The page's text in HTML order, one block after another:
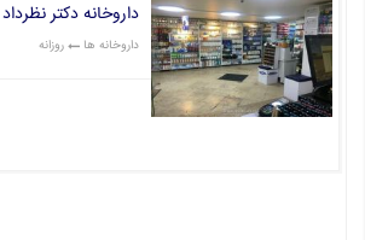
داروخانه دکتر نظرداد
داروخانه ها روزانه